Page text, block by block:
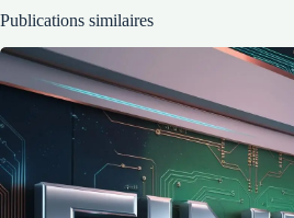
Publications similaires